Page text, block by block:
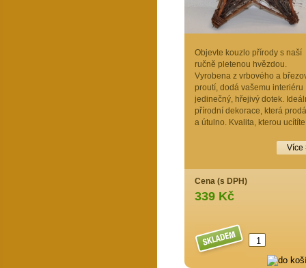
Objevte kouzlo přírody s naší
ručně pletenou hvězdou.
Vyrobena z vrbového a
proutí, dodá vašemu interiéru
jedinečný, hřejivý dotek.
přírodní dekorace, která
a útulno. Kvalita, kterou
Více
Cena (s DPH)
339 Kč